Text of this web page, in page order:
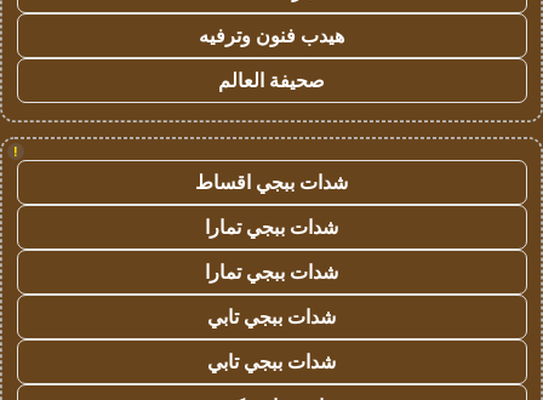
هيدب فنون وترفيه
صحيفة العالم
!
شدات ببجي اقساط
شدات ببجي تمارا
شدات ببجي تمارا
شدات ببجي تابي
شدات ببجي تابي